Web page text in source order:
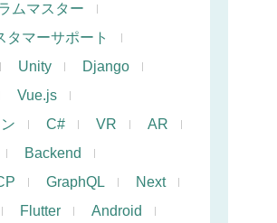
ムマスター
タマーサポート
Unity
Django
Vue.js
C# VR
AR
Backend
GraphQL
Next
Flutter
Android